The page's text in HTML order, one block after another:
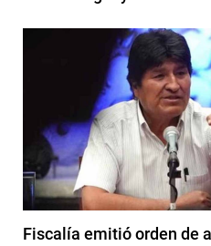
Fiscalía emitió orden de